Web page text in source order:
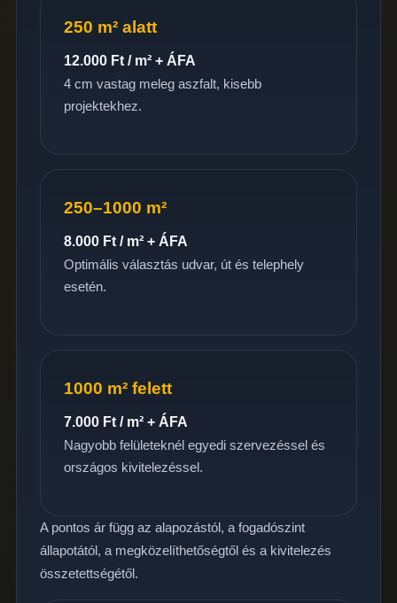
250 m² alatt
12.000 Ft / m² + ÁFA
4 cm vastag meleg aszfalt, kisebb
projektekhez.
250–1000 m²
8.000 Ft / m² + ÁFA
Optimális választás udvar, út és telephely
esetén.
1000 m² felett
7.000 Ft / m² + ÁFA
Nagyobb felületeknél egyedi szervezéssel és
országos kivitelezéssel.
A pontos ár függ az alapozástól, a fogadószint
állapotától, a megközelíthetőségtől és a kivitelezés
összetettségétől.